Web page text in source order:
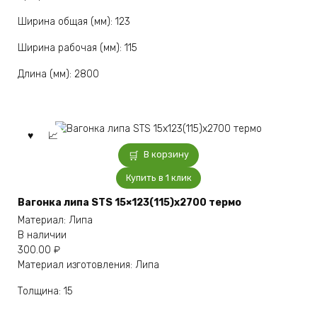
Ширина общая (мм): 123
Ширина рабочая (мм): 115
Длина (мм): 2800
В корзину
Купить в 1 клик
Вагонка липа STS 15×123(115)x2700 термо
Материал: Липа
В наличии
300.00 ₽
Материал изготовления: Липа
Толщина: 15